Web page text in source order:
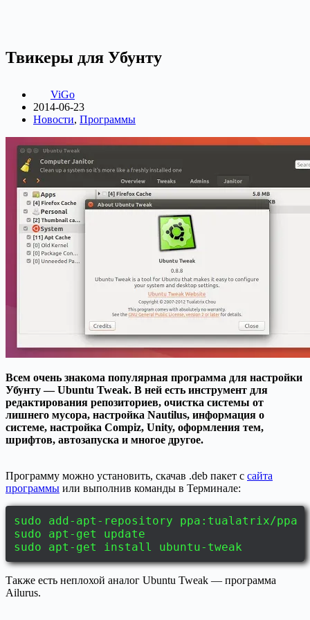
Твикеры для Убунту
ViGo
2014-06-23
Новости, Программы
Всем очень знакома популярная программа для настройки
Убунту — Ubuntu Tweak. В ней есть инструмент для
редактирования репозиториев, очистка системы от
лишнего мусора, настройка Nautilus, информация о
системе, настройка Compiz, Unity, оформления тем,
шрифтов, автозапуска и многое другое.
Программу можно установить, скачав .deb пакет с сайта
программы или выполнив команды в Терминале:
sudo add-apt-repository ppa:tualatrix/ppa
sudo apt-get update
sudo apt-get install ubuntu-tweak
Также есть неплохой аналог Ubuntu Tweak — программа
Ailurus.